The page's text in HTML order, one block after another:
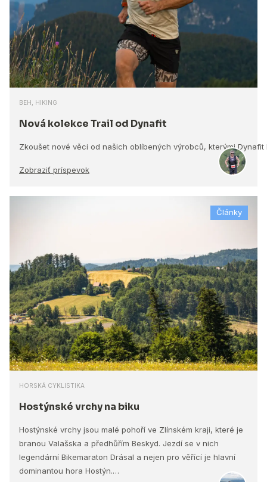
BEH, HIKING
Nová kolekce Trail od Dynafit
Zkoušet nové věci od našich oblíbených výrobců, kterými
Zobraziť príspevok
Články
HORSKÁ CYKLISTIKA
Hostýnské vrchy na biku
Hostýnské vrchy jsou malé pohoří ve Zlínském kraji, které je
branou Valašska a předhůřím Beskyd. Jezdí se v nich
legendární Bikemaraton Drásal a nejen pro věřící je hlavní
dominantou hora Hostýn.…